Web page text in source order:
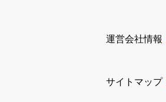
運営会社情報
サイトマップ